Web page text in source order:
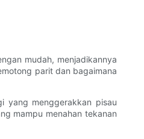
mudah, menjadikannya
parit dan bagaimana
yang menggerakkan pisau
mampu menahan tekanan